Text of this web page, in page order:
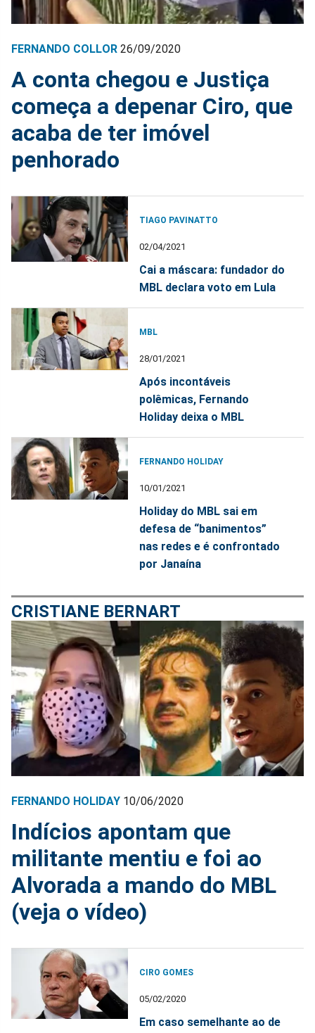
FERNANDO COLLOR 26/09/2020
A conta chegou e Justiça
começa a depenar Ciro, que
acaba de ter imóvel
penhorado
TIAGO PAVINATTO
02/04/2021
Cai a máscara: fundador do
MBL declara voto em Lula
MBL
28/01/2021
Após incontáveis
polêmicas, Fernando
Holiday deixa o MBL
FERNANDO HOLIDAY
10/01/2021
Holiday do MBL sai em
defesa de “banimentos”
nas redes e é confrontado
por Janaína
CRISTIANE BERNART
FERNANDO HOLIDAY 10/06/2020
Indícios apontam que
militante mentiu e foi ao
Alvorada a mando do MBL
(veja o vídeo)
CIRO GOMES
05/02/2020
Em caso semelhante ao de